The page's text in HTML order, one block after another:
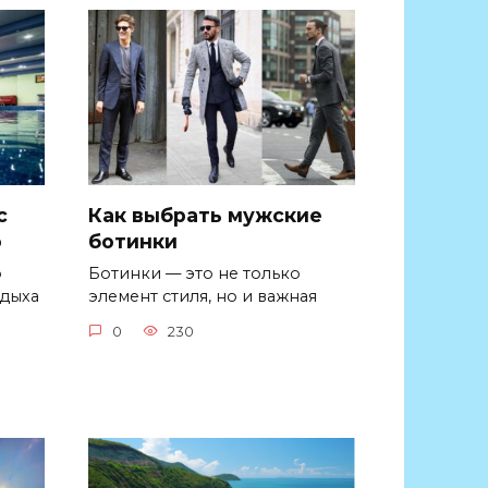
Как выбрать мужские
ботинки
Ботинки — это не только
элемент стиля, но и важная
0 230